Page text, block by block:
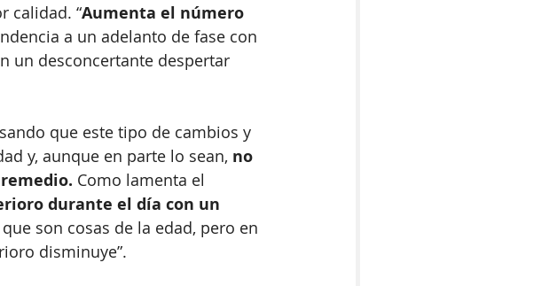
calidad. “Aumenta el número
a un adelanto de fase con
un desconcertante despertar
que este tipo de cambios y
y, aunque en parte lo sean, no
Como lamenta el
durante el día con un
son cosas de la edad, pero en
disminuye”.